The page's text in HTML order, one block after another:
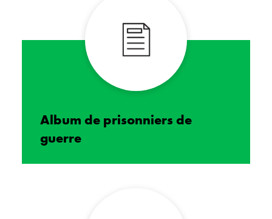
Album de prisonniers de
guerre